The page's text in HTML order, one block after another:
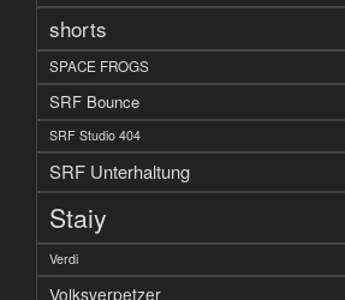
shorts
SPACE FROGS
SRF Bounce
SRF Studio 404
SRF Unterhaltung
Staiy
Verdi
Volksverpetzer